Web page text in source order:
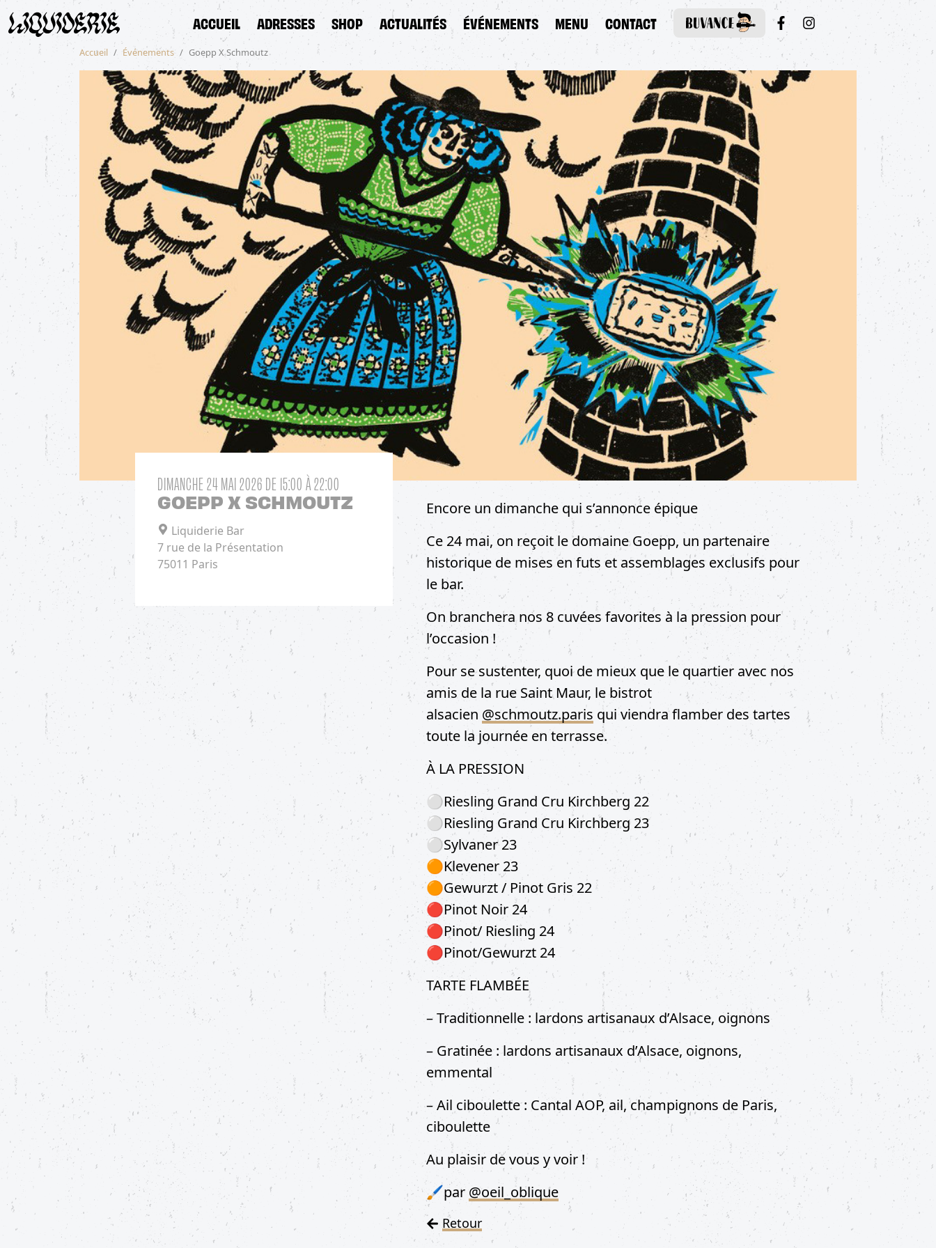
ACCUEIL
ADRESSES
ACTUALITÉS
ÉVÉNEMENTS
MENU
CONTACT
ACCUEIL ADRESSES SHOP ACTUALITÉS ÉVÉNEMENTS MENU CONTACT
Accueil Événements Goepp X Schmoutz
DIMANCHE 24 MAI 2026 DE 15:00 À 22:00
GOEPP X SCHMOUTZ
Liquiderie Bar
7 rue de la Présentation
75011 Paris
Encore un dimanche qui s’annonce épique
Ce 24 mai, on reçoit le domaine Goepp, un partenaire
historique de mises en futs et assemblages exclusifs pour
le bar.
On branchera nos 8 cuvées favorites à la pression pour
l’occasion !
Pour se sustenter, quoi de mieux que le quartier avec nos
amis de la rue Saint Maur, le bistrot
alsacien @schmoutz.paris qui viendra flamber des tartes
toute la journée en terrasse.
À LA PRESSION
⚪Riesling Grand Cru Kirchberg 22
⚪Riesling Grand Cru Kirchberg 23
⚪Sylvaner 23
🟠Klevener 23
🟠Gewurzt / Pinot Gris 22
🔴Pinot Noir 24
🔴Pinot/ Riesling 24
🔴Pinot/Gewurzt 24
TARTE FLAMBÉE
– Traditionnelle : lardons artisanaux d’Alsace, oignons​
– Gratinée : lardons artisanaux d’Alsace, oignons,
emmental
– ​Ail ciboulette : Cantal AOP, ail, champignons de Paris,
ciboulette
Au plaisir de vous y voir !
🖌️par @oeil_oblique
Retour